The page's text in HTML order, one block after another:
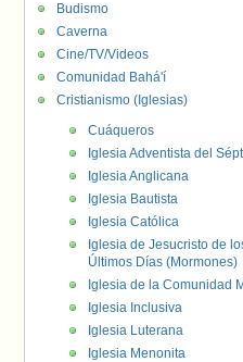
Budismo
Caverna
Cine/TV/Videos
Comunidad Bahá'í
Cristianismo (Iglesias)
Cuáqueros
Iglesia Adventista del
Iglesia Anglicana
Iglesia Bautista
Iglesia Católica
Iglesia de Jesucristo de
Últimos Días (Mormones)
Iglesia de la Comunidad
Iglesia Inclusiva
Iglesia Luterana
Iglesia Menonita